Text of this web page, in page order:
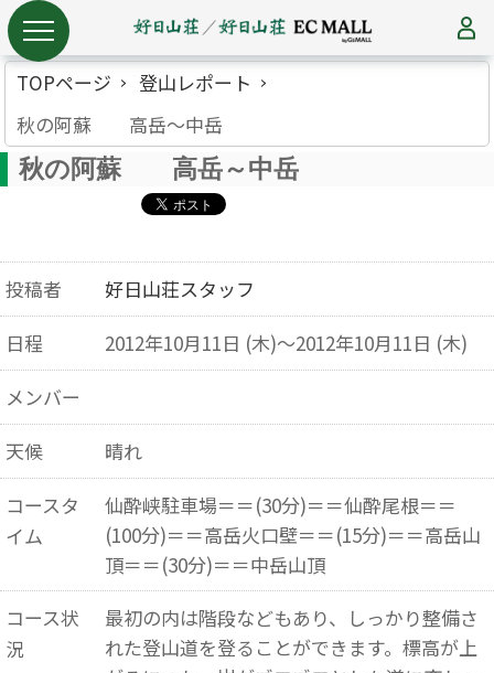
TOPページ
登山レポート
秋の阿蘇 高岳～中岳
秋の阿蘇 高岳～中岳
投稿者
好日山荘スタッフ
日程
2012年10月11日 (木)～2012年10月11日 (木)
メンバー
天候
晴れ
コースタ
イム
仙酔峡駐車場＝＝(30分)＝＝仙酔尾根＝＝
(100分)＝＝高岳火口壁＝＝(15分)＝＝高岳山
頂＝＝(30分)＝＝中岳山頂
コース状
況
最初の内は階段などもあり、しっかり整備さ
れた登山道を登ることができます。標高が上